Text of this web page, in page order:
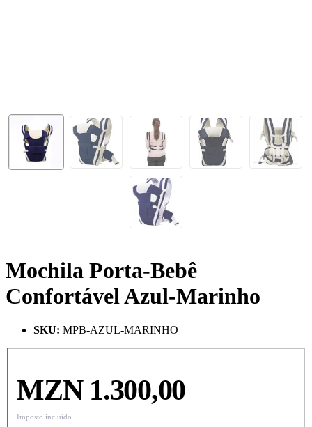
Mochila Porta-Bebê
Confortável Azul-Marinho
SKU: MPB-AZUL-MARINHO
MZN 1.300,00
Imposto incluído